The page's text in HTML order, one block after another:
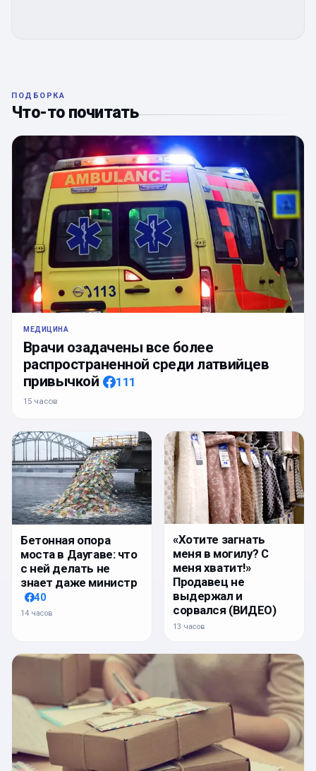
ПОДБОРКА
Что-то почитать
МЕДИЦИНА
Врачи озадачены все более
распространенной среди латвийцев
привычкой
111
15 часов
Бетонная опора
моста в Даугаве: что
с ней делать не
знает даже министр
40
14 часов
«Хотите загнать
меня в могилу? С
меня хватит!»
Продавец не
выдержал и
сорвался (ВИДЕО)
13 часов